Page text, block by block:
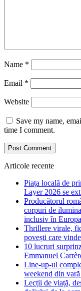
Name *
Email *
Website
Save my name,
time I comment.
Articole recente
Piața locală de
Layer 2026 se
Producătorul
corpuri de
inclusiv în Europa
Thrillere virale,
povești care
10 lucruri
Emmanuel
Line-up-ul
weekend din
Lecții de viață,